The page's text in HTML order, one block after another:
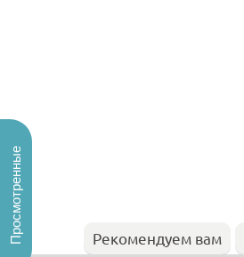
Рекомендуем вам
Просмотренные